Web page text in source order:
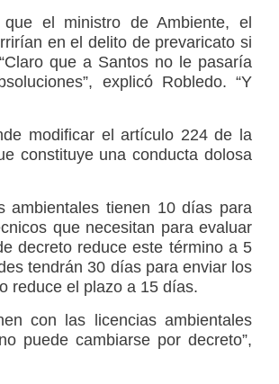
el ministro de Ambiente, el
en el delito de prevaricato si
que a Santos no le pasaría
explicó Robledo. “Y
modificar el artículo 224 de la
constituye una conducta dolosa
ambientales tienen 10 días para
que necesitan para evaluar
decreto reduce este término a 5
tendrán 30 días para enviar los
reduce el plazo a 15 días.
con las licencias ambientales
puede cambiarse por decreto”,